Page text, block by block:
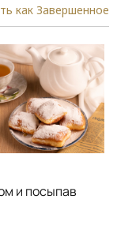
как Завершенное
и посыпав